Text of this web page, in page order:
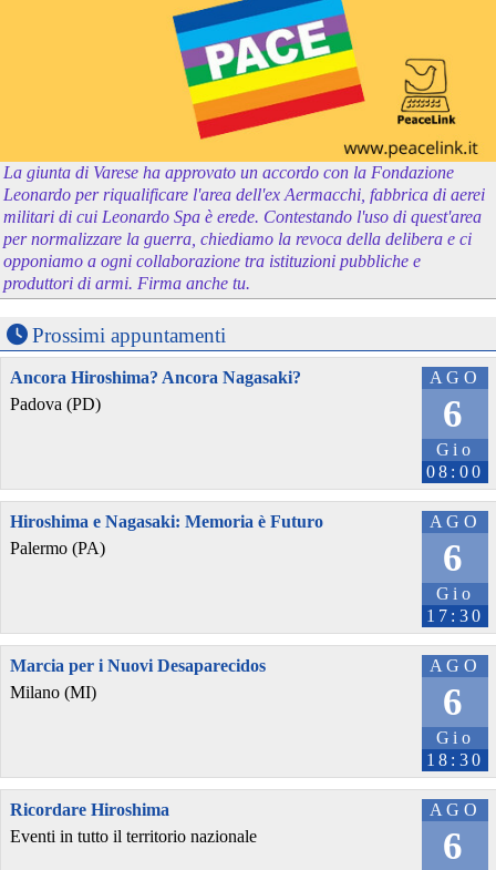
La giunta di Varese ha approvato un accordo con la Fondazione
Leonardo per riqualificare l'area dell'ex Aermacchi, fabbrica di aerei
militari di cui Leonardo Spa è erede. Contestando l'uso di quest'area
per normalizzare la guerra, chiediamo la revoca della delibera e ci
opponiamo a ogni collaborazione tra istituzioni pubbliche e
produttori di armi. Firma anche tu.
Prossimi appuntamenti
AGO
6
Gio
08:00
Ancora Hiroshima? Ancora Nagasaki?
Padova (PD)
AGO
6
Gio
17:30
Hiroshima e Nagasaki: Memoria è Futuro
Palermo (PA)
AGO
6
Gio
18:30
Marcia per i Nuovi Desaparecidos
Milano (MI)
AGO
6
Ricordare Hiroshima
Eventi in tutto il territorio nazionale